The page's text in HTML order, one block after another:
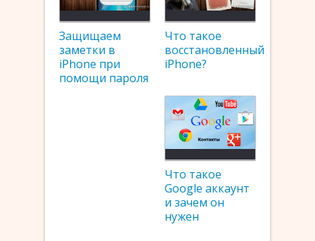
Защищаем
заметки в
iPhone при
помощи пароля
Что такое
восстановленный
iPhone?
Что такое
Google аккаунт
и зачем он
нужен